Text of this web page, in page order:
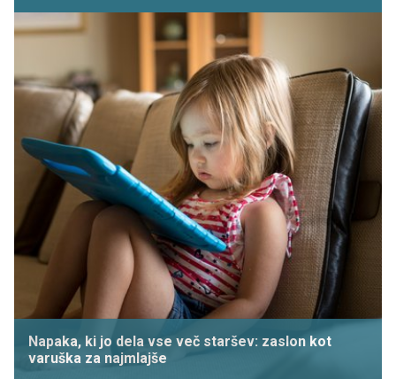
Napaka, ki jo dela vse več staršev: zaslon kot
varuška za najmlajše